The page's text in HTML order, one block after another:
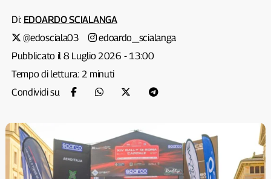
Di: EDOARDO SCIALANGA
@edosciala03
edoardo_scialanga
Pubblicato il 8 Luglio 2026 - 13:00
Tempo di lettura: 2 minuti
Condividi su